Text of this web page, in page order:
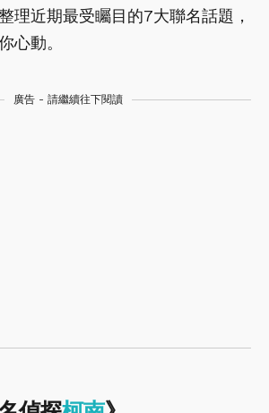
理近期最受矚目的7大聯名話題，
心動。
廣告 - 請繼續往下閱讀